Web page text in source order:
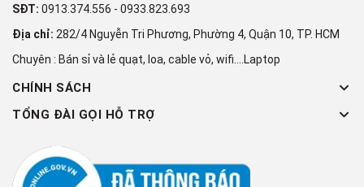
SĐT: 0913.374.556 - 0933.823.693
Địa chỉ: 282/4 Nguyễn Tri Phương, Phường 4, Quận 10, TP. HCM
Chuyên : Bán sỉ và lẻ quạt, loa, cable vỏ, wifi....Laptop
CHÍNH SÁCH
TỔNG ĐÀI GỌI HỖ TRỢ